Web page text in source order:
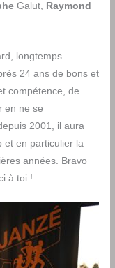
Galut, Raymond
longtemps
24 ans de bons et
compétence, de
en ne se
2001, il aura
et en particulier la
années. Bravo
à toi !